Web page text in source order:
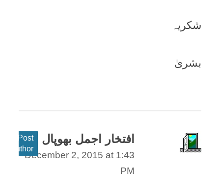
شکریہ
بشریٰ
افتخار اجمل بھوپال
Post
author
December 2, 2015 at 1:43
PM